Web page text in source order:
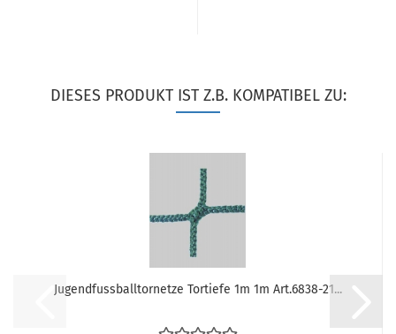
DIESES PRODUKT IST Z.B. KOMPATIBEL ZU:
Jugendfussballtornetze Tortiefe 1m 1m Art.6838-21...